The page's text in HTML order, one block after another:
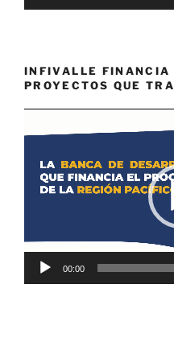
INFIVALLE FINANCIA
PROYECTOS QUE
de
00:00